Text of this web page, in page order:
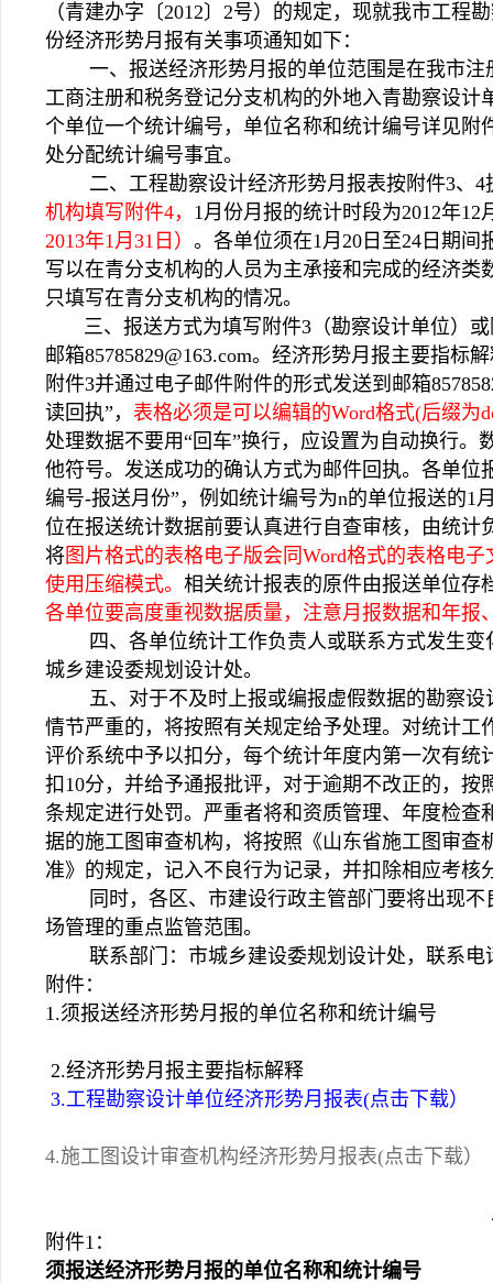
（青建办字〔2012〕2号）的规定，现就我市工程
份经济形势月报有关事项通知如下：
一、报送经济形势月报的单位范围是在我市注
工商注册和税务登记分支机构的外地入青勘察设
个单位一个统计编号，单位名称和统计编号详见
处分配统计编号事宜。
二、工程勘察设计经济形势月报表按附件3、4
机构填写附件4， 1月份月报的统计时段为2012年12
2013年1月31日） 。各单位须在1月20日至24日期
写以在青分支机构的人员为主承接和完成的经济
只填写在青分支机构的情况。
三、报送方式为填写附件3（勘察设计单位）或
邮箱85785829@163.com。经济形势月报主要指标
附件3并通过电子邮件附件的形式发送到邮箱
读回执”， 表格必须是可以编辑的Word格式(后缀为
处理数据不要用“回车”换行，应设置为自动换行。
他符号。发送成功的确认方式为邮件回执。各单位
编号-报送月份”，例如统计编号为n的单位报送的1
位在报送统计数据前要认真进行自查审核，由统
将 图片格式的表格电子版会同Word格式的表格电
使用压缩模式。 相关统计报表的原件由报送单位存
各单位要高度重视数据质量，注意月报数据和年报
四、各单位统计工作负责人或联系方式发生变
城乡建设委规划设计处。
五、对于不及时上报或编报虚假数据的勘察设
情节严重的，将按照有关规定给予处理。对统计
评价系统中予以扣分，每个统计年度内第一次有
扣10分，并给予通报批评，对于逾期不改正的，
条规定进行处罚。严重者将和资质管理、年度检
据的施工图审查机构，将按照《山东省施工图审
准》的规定，记入不良行为记录，并扣除相应考核
同时，各区、市建设行政主管部门要将出现不
场管理的重点监管范围。
联系部门：市城乡建设委规划设计处，联系电
附件：
1.须报送经济形势月报的单位名称和统计编号
2.经济形势月报主要指标解释
3.工程勘察设计单位经济形势月报表(点击下载）
4.施工图设计审查机构经济形势月报表(点击下载）
二〇一三年一
附件1：
须报送经济形势月报的单位名称和统计编号